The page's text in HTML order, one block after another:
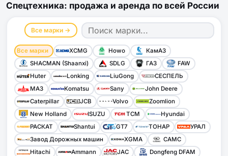
Спецтехника: продажа и аренда по всей России
Все марки →
Все марки XCMG Howo
КамАЗ
SHACMAN (Shaanxi)
SDLG ГАЗ
FAW
Huter
Lonking LiuGong
СЕСПЕЛЬ
МАЗ
Komatsu Sany
John Deere
Caterpillar
JCB Volvo
Zoomlion
New Holland
ISUZU TCM
Hyundai
РАСКАТ
Shantui GT7 ТОНАР
УРАЛ
Завод Дорожных машин
XGMA
CAMC
Hitachi
Ammann JAC
Dongfeng DFAM